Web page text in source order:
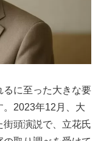
るに至った大きな要
。2023年12月、大
街頭演説で、立花氏